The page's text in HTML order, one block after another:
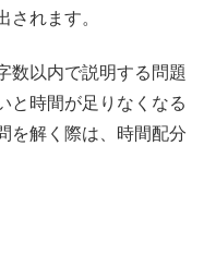
されます。
数以内で説明する問題
と時間が足りなくなる
を解く際は、時間配分